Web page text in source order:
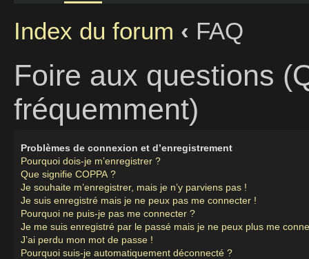
Index du forum ‹ FAQ
Foire aux questions
fréquemment)
Problèmes de connexion et d’enregistrement
Pourquoi dois-je m’enregistrer ?
Que signifie COPPA ?
Je souhaite m’enregistrer, mais je n’y parviens pas !
Je suis enregistré mais je ne peux pas me connecter !
Pourquoi ne puis-je pas me connecter ?
Je me suis enregistré par le passé mais je ne peux plus me
J’ai perdu mon mot de passe !
Pourquoi suis-je automatiquement déconnecté ?